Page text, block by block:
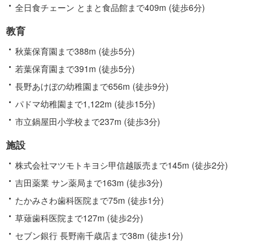
全日食チェーン とまと食品館まで409m (徒歩6分)
教育
秋葉保育園まで388m (徒歩5分)
若葉保育園まで391m (徒歩5分)
長野あけぼの幼稚園まで656m (徒歩9分)
パドマ幼稚園まで1,122m (徒歩15分)
市立鍋屋田小学校まで237m (徒歩3分)
施設
株式会社マツモトキヨシ甲信越販売まで145m (徒歩2分)
吉田薬業 サン薬局まで163m (徒歩3分)
たかみさわ歯科医院まで75m (徒歩1分)
草薙歯科医院まで127m (徒歩2分)
セブン銀行 長野南千歳店まで38m (徒歩1分)